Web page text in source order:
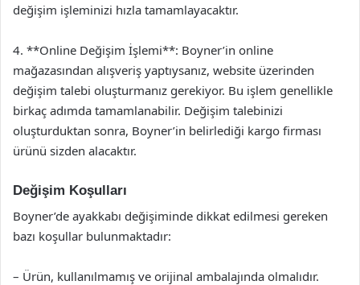
değişim işleminizi hızla tamamlayacaktır.
4. **Online Değişim İşlemi**: Boyner’in online
mağazasından alışveriş yaptıysanız, website üzerinden
değişim talebi oluşturmanız gerekiyor. Bu işlem genellikle
birkaç adımda tamamlanabilir. Değişim talebinizi
oluşturduktan sonra, Boyner’in belirlediği kargo firması
ürünü sizden alacaktır.
Değişim Koşulları
Boyner’de ayakkabı değişiminde dikkat edilmesi gereken
bazı koşullar bulunmaktadır:
– Ürün, kullanılmamış ve orijinal ambalajında olmalıdır.